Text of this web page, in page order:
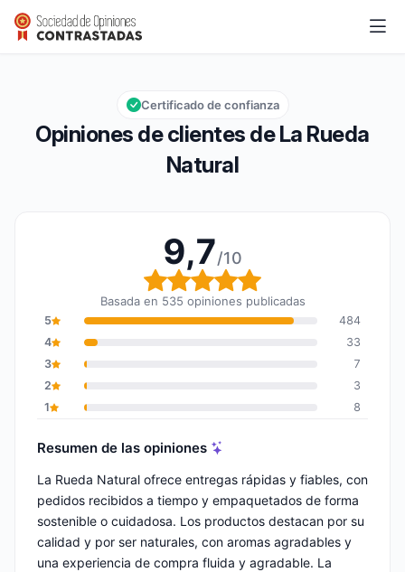
La Rueda Natural
Calificación global: 9,7 de 10
9,7/10
Opiniones de clientes de La Rueda
Natural
Certificado de confianza
9,7/10
Calificación global: 9,7
Basada en 535 opiniones publicadas
5
484
4
33
3
7
2
3
1
8
Resumen de las opiniones
La Rueda Natural ofrece entregas rápidas y fiables, con
pedidos recibidos a tiempo y empaquetados de forma
sostenible o cuidadosa. Los productos destacan por su
calidad y por ser naturales, con aromas agradables y
una experiencia de compra fluida y agradable. La